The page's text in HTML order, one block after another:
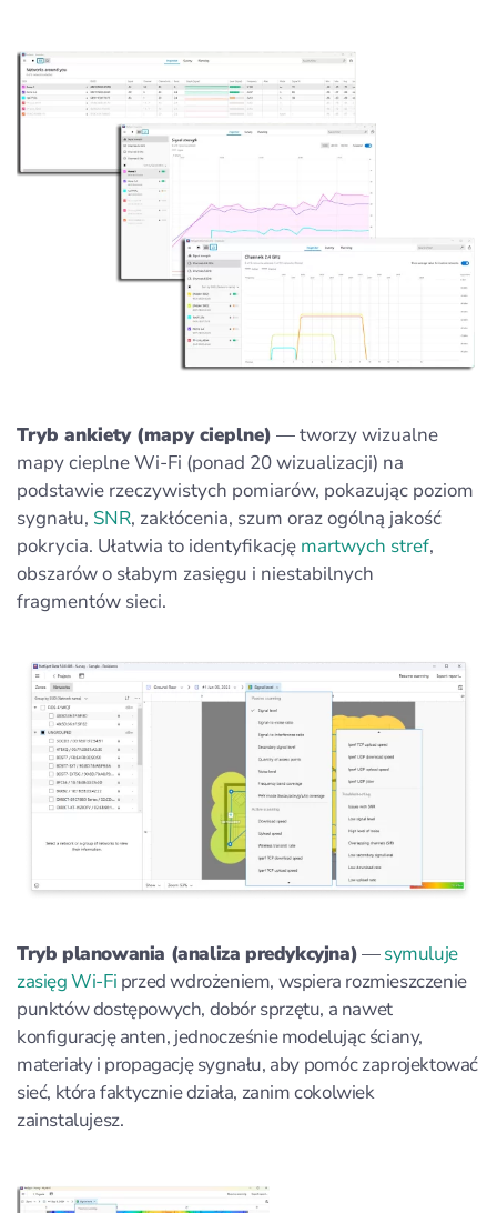
Tryb ankiety (mapy cieplne) — tworzy wizualne
mapy cieplne Wi‑Fi (ponad 20 wizualizacji) na
podstawie rzeczywistych pomiarów, pokazując poziom
sygnału, SNR, zakłócenia, szum oraz ogólną jakość
pokrycia. Ułatwia to identyfikację martwych stref,
obszarów o słabym zasięgu i niestabilnych
fragmentów sieci.
Tryb planowania (analiza predykcyjna)—symuluje
zasięg Wi-Fi przed wdrożeniem, wspiera rozmieszczenie
punktów dostępowych, dobór sprzętu, a nawet
konfigurację anten, jednocześnie modelując ściany,
materiały i propagację sygnału, aby pomóc zaprojektować
sieć, która faktycznie działa, zanim cokolwiek
zainstalujesz.